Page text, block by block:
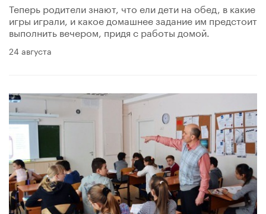
Теперь родители знают, что ели дети на обед, в какие
игры играли, и какое домашнее задание им предстоит
выполнить вечером, придя с работы домой.
24 августа